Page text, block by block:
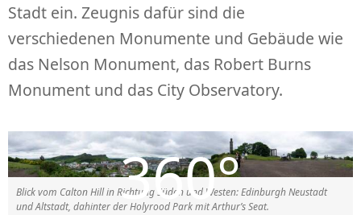
Stadt ein. Zeugnis dafür sind die
verschiedenen Monumente und Gebäude wie
das Nelson Monument, das Robert Burns
Monument und das City Observatory.
Blick vom Calton Hill in Richtung Süden und Westen: Edinburgh Neustadt
und Altstadt, dahinter der Holyrood Park mit Arthur’s Seat.